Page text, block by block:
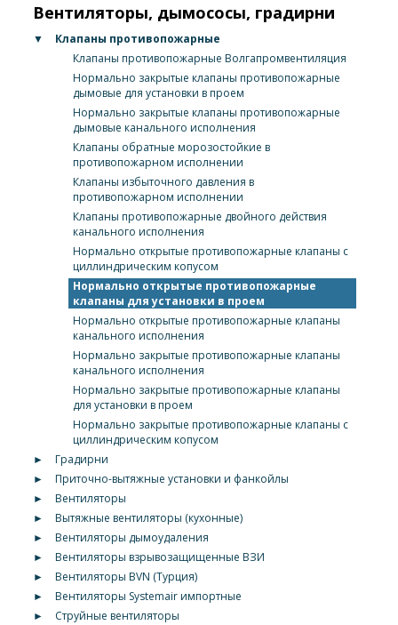
Вентиляторы, дымососы, градирни
▼
Клапаны противопожарные
Клапаны противопожарные Волгапромвентиляция
Нормально закрытые клапаны противопожарные
дымовые для установки в проем
Нормально закрытые клапаны противопожарные
дымовые канального исполнения
Клапаны обратные морозостойкие в
противопожарном исполнении
Клапаны избыточного давления в
противопожарном исполнении
Клапаны противопожарные двойного действия
канального исполнения
Нормально открытые противопожарные клапаны с
циллиндрическим копусом
Нормально открытые противопожарные
клапаны для установки в проем
Нормально открытые противопожарные клапаны
канального исполнения
Нормально закрытые противопожарные клапаны
канального исполнения
Нормально закрытые противопожарные клапаны
для установки в проем
Нормально закрытые противопожарные клапаны с
циллиндрическим копусом
►
Градирни
►
Приточно-вытяжные установки и фанкойлы
►
Вентиляторы
►
Вытяжные вентиляторы (кухонные)
►
Вентиляторы дымоудаления
►
Вентиляторы взрывозащищенные ВЗИ
►
Вентиляторы BVN (Турция)
►
Вентиляторы Systemair импортные
►
Струйные вентиляторы